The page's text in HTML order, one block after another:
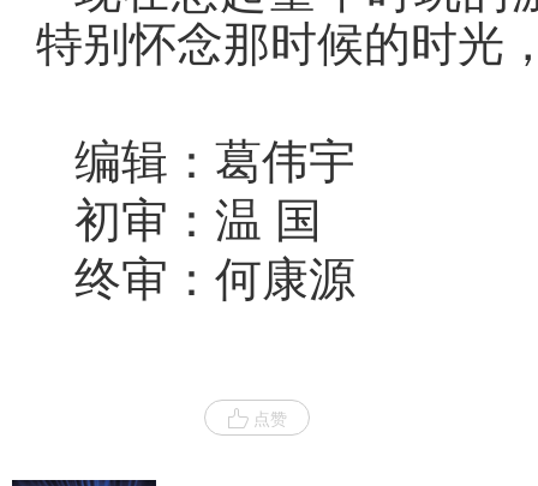
特别怀念那时候的时光
编辑：葛伟宇
初审：温 国
终审：何康源
点赞